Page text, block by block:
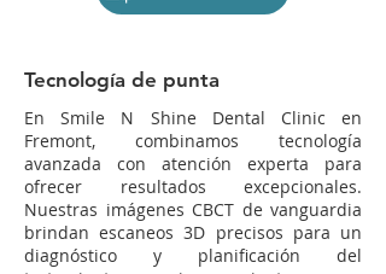
Tecnología de punta
En Smile N Shine Dental Clinic en
Fremont, combinamos tecnología
avanzada con atención experta para
ofrecer resultados excepcionales.
Nuestras imágenes CBCT de vanguardia
brindan escaneos 3D precisos para un
diagnóstico y planificación del